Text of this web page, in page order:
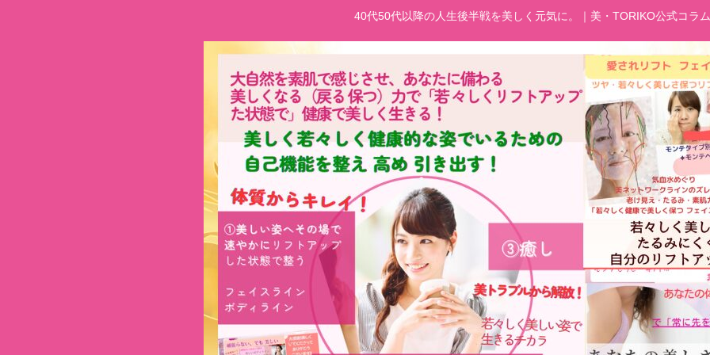
40代50代以降の人生後半戦を美しく元気に。｜美・TORIKO公式コラム